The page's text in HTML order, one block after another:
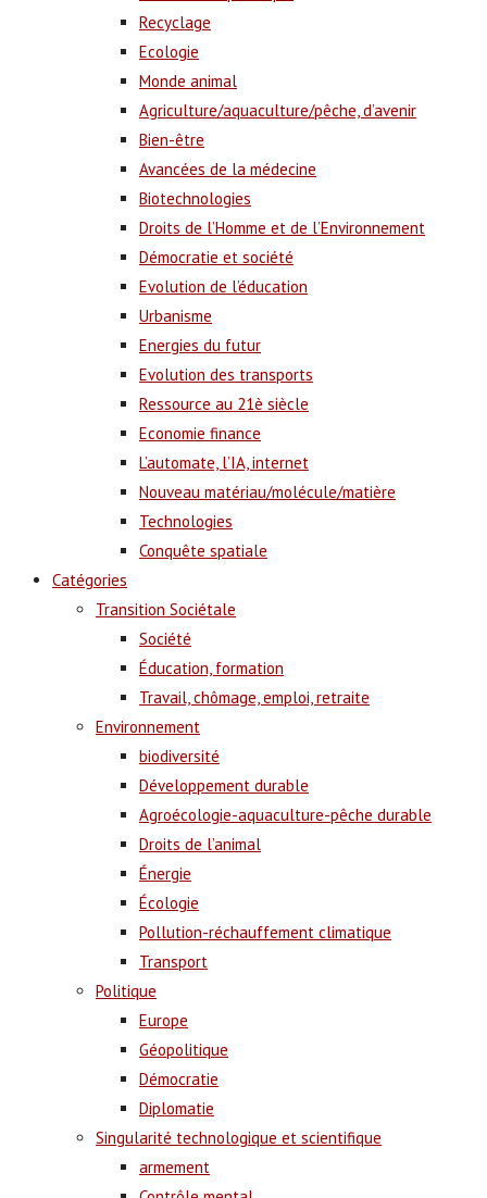
Recyclage
Ecologie
Monde animal
Agriculture/aquaculture/pêche, d’avenir
Bien-être
Avancées de la médecine
Biotechnologies
Droits de l’Homme et de l’Environnement
Démocratie et société
Evolution de l’éducation
Urbanisme
Energies du futur
Evolution des transports
Ressource au 21è siècle
Economie finance
L’automate, l’IA, internet
Nouveau matériau/molécule/matière
Technologies
Conquête spatiale
Catégories
Transition Sociétale
Société
Éducation, formation
Travail, chômage, emploi, retraite
Environnement
biodiversité
Développement durable
Agroécologie-aquaculture-pêche durable
Droits de l’animal
Énergie
Écologie
Pollution-réchauffement climatique
Transport
Politique
Europe
Géopolitique
Démocratie
Diplomatie
Singularité technologique et scientifique
armement